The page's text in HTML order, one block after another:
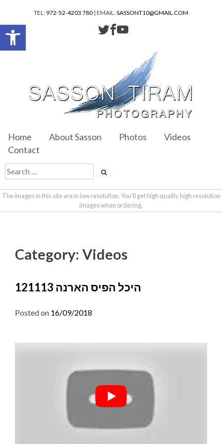
TEL: 972-52-4203 780 | EMAIL:SASSONT10@GMAIL.COM
Home About Sasson Photos
Videos
Contact
The images in this site are in low resolution. You'll get high quality high resolution
images when ordering.
contentCategory: Videos
היכל הפיס הארנה 121113
Posted on 16/09/2018
Open toolbar